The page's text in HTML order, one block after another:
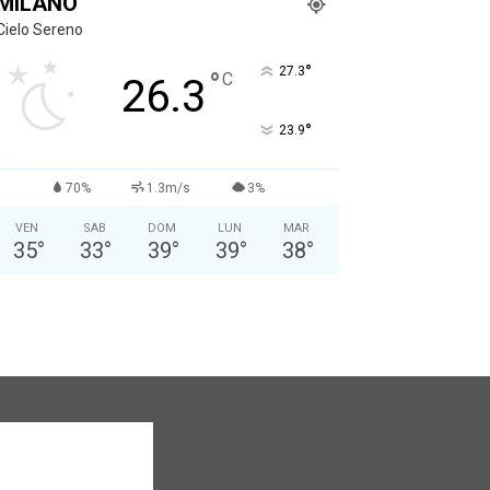
Sereno
26.3 °C 27.3°
23.9°
70% 1.3m/s 3%
VEN
35°
SAB
33°
DOM
39°
LUN
39°
MAR
38°